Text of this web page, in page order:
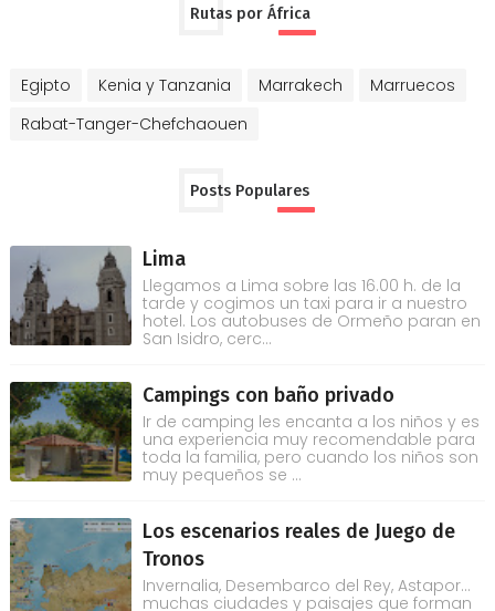
Rutas por África
Egipto Kenia y Tanzania Marrakech
Marruecos
Rabat-Tanger-Chefchaouen
Posts Populares
Lima
Llegamos a Lima sobre las 16.00 h. de la
tarde y cogimos un taxi para ir a nuestro
hotel. Los autobuses de Ormeño paran en
San Isidro, cerc...
Campings con baño privado
Ir de camping les encanta a los niños y es
una experiencia muy recomendable para
toda la familia, pero cuando los niños son
muy pequeños se ...
Los escenarios reales de Juego de
Tronos
Invernalia, Desembarco del Rey, Astapor...
muchas ciudades y paisajes que forman